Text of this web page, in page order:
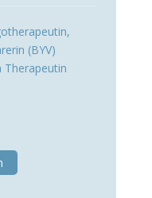
(BYV)
Therapeutin